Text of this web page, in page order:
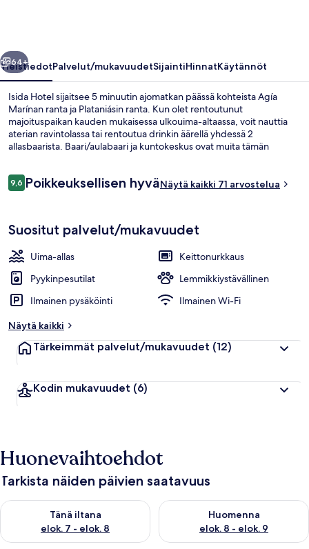
Seuraava
64+
YleistiedotPalvelut/mukavuudetSijaintiHinnatKäytännöt
Isida Hotel sijaitsee 5 minuutin ajomatkan päässä kohteista Agía
Marínan ranta ja Plataniásin ranta. Kun olet rentoutunut
majoituspaikan kauden mukaisessa ulkouima-altaassa, voit nauttia
aterian ravintolassa tai rentoutua drinkin äärellä yhdessä 2
allasbaarista. Baari/aulabaari ja kuntokeskus ovat muita tämän
Arvostelut
9,69,6 kautta 10.
Poikkeuksellisen hyväNäytä kaikki 71 arvostelua
Suositut palvelut/mukavuudet
Uima-allas
Keittonurkkaus
Pyykinpesutilat
Lemmikkiystävällinen
Ilmainen pysäköinti
Ilmainen Wi-Fi
Näytä kaikki
Tärkeimmät palvelut/mukavuudet (12)
Kodin mukavuudet (6)
Huonevaihtoehdot
Tarkista näiden päivien saatavuus
Tänä iltana
elok. 7 - elok. 8
Tarkista tämän illan saatavuus elok. 7 - elok. 8
Huomenna
elok. 8 - elok. 9
Tarkista huomisen saatavuus